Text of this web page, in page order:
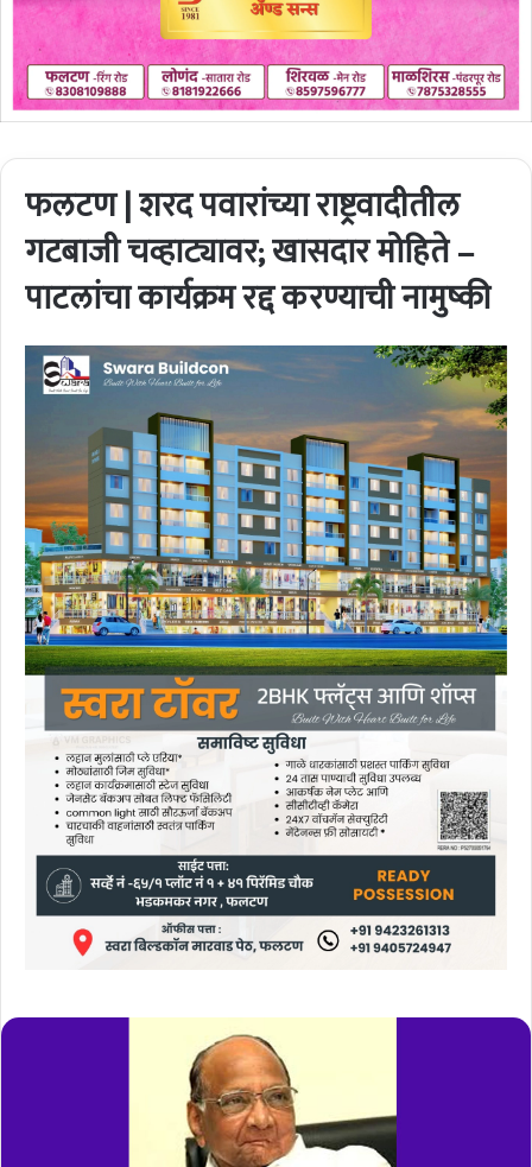
फलटण | शरद पवारांच्या राष्ट्रवादीतील
गटबाजी चव्हाट्यावर; खासदार मोहिते –
पाटलांचा कार्यक्रम रद्द करण्याची नामुष्की